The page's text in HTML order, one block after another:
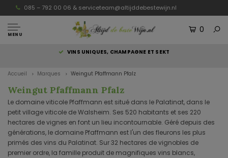
085 – 792 00 06 & serviceteam@altijddebestewijn.nl
MENU
0
VINS UNIQUES, CHAMPAGNE ET SEKT
Accueil Marques Weingut Pfaffmann Pfalz
Weingut Pfaffmann Pfalz
Le domaine viticole Pfaffmann est situé dans le Palatinat, dans le
petit village viticole de Walsheim. Ses 520 habitants et ses 220
hectares de vignes en font un lieu incontournable. Géré depuis des
générations, le domaine Pfaffmann est l'un des fleurons les plus
primés des vins du Palatinat. Sur 32 hectares de vignobles de
premier ordre, la famille produit de magnifiques vins blancs,